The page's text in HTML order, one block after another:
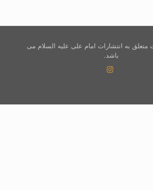
به انتشارات امام علی علیه السلام می
باشد.